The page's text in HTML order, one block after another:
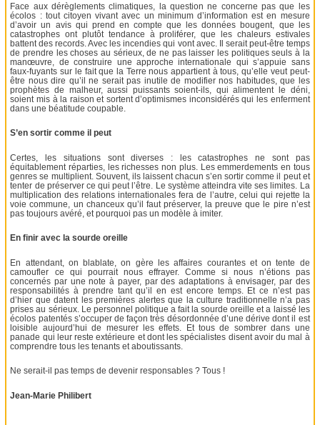
Face aux dérèglements climatiques, la question ne concerne pas que les
écolos : tout citoyen vivant avec un minimum d’information est en mesure
d’avoir un avis qui prend en compte que les données bougent, que les
catastrophes ont plutôt tendance à proliférer, que les chaleurs estivales
battent des records. Avec les incendies qui vont avec. Il serait peut-être temps
de prendre les choses au sérieux, de ne pas laisser les politiques seuls à la
manœuvre, de construire une approche internationale qui s’appuie sans
faux-fuyants sur le fait que la Terre nous appartient à tous, qu’elle veut peut-
être nous dire qu’il ne serait pas inutile de modifier nos habitudes, que les
prophètes de malheur, aussi puissants soient-ils, qui alimentent le déni,
soient mis à la raison et sortent d’optimismes inconsidérés qui les enferment
dans une béatitude coupable.
S’en sortir comme il peut
Certes, les situations sont diverses : les catastrophes ne sont pas
équitablement réparties, les richesses non plus. Les emmerdements en tous
genres se multiplient. Souvent, ils laissent chacun s’en sortir comme il peut et
tenter de préserver ce qui peut l’être. Le système atteindra vite ses limites. La
multiplication des relations internationales fera de l’autre, celui qui rejette la
voie commune, un chanceux qu’il faut préserver, la preuve que le pire n’est
pas toujours avéré, et pourquoi pas un modèle à imiter.
En finir avec la sourde oreille
En attendant, on blablate, on gère les affaires courantes et on tente de
camoufler ce qui pourrait nous effrayer. Comme si nous n’étions pas
concernés par une note à payer, par des adaptations à envisager, par des
responsabilités à prendre tant qu’il en est encore temps. Et ce n’est pas
d’hier que datent les premières alertes que la culture traditionnelle n’a pas
prises au sérieux. Le personnel politique a fait la sourde oreille et a laissé les
écolos patentés s’occuper de façon très désordonnée d’une dérive dont il est
loisible aujourd’hui de mesurer les effets. Et tous de sombrer dans une
panade qui leur reste extérieure et dont les spécialistes disent avoir du mal à
comprendre tous les tenants et aboutissants.
Ne serait-il pas temps de devenir responsables ? Tous !
Jean-Marie Philibert